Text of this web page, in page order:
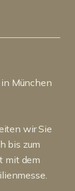
München
wir Sie
bis zum
mit dem